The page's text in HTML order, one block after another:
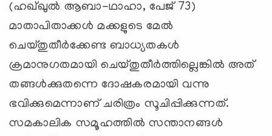
(ഹഖ്ഖുല്‍ ആബാ-ഥാഹാ, പേജ് 73)
മാതാപിതാക്കള്‍ മക്കളുടെ മേല്‍
ചെയ്തുതീര്‍ക്കേണ്ട ബാധ്യതകള്‍
ക്രമാനുഗതമായി ചെയ്തുതീര്‍ത്തില്ലെങ്കില്‍ അത്
തങ്ങള്‍ക്കുതന്നെ ദോഷകരമായി വന്നു
ഭവിക്കുമെന്നാണ് ചരിത്രം സൂചിപ്പിക്കുന്നത്.
സമകാലിക സമൂഹത്തില്‍ സന്താനങ്ങള്‍